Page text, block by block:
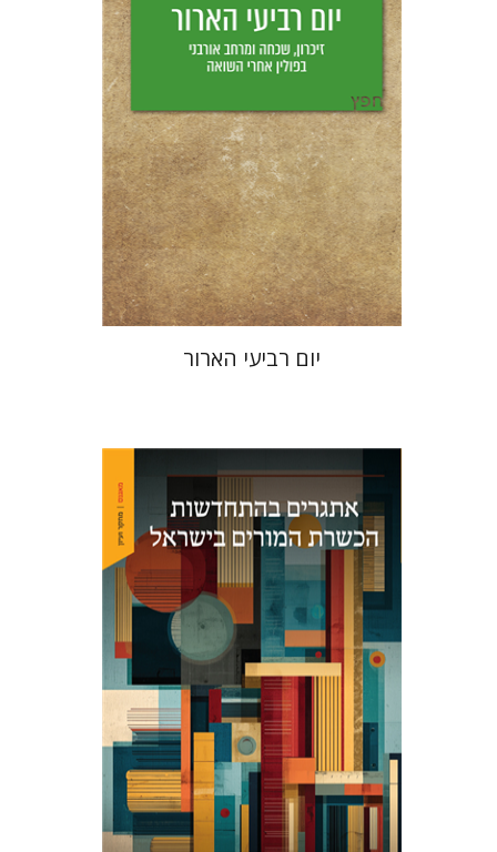
הנחת אתר ספר מודפס
$28
$25
יום רביעי הארור
מאיה רזניק שרון פיימן-נמסר
ענת
זוהר
הנחת אתר ספר מודפס
$53
$48